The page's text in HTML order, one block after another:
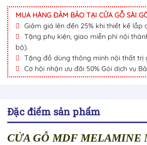
MUA HÀNG ĐẢM BẢO TẠI CỬA GỖ SÀI
Giảm giá lên đến 25% khi thiết kế lắp
Tặng phụ kiện, giao miễn phí nội
bộ).
Tặng đồ dùng thông minh nội thất trị
Cơ hội nhận ưu đãi 50% Gói dịch vụ
Đặc điểm sản phẩm
CỬA GỖ MDF MELAMINE